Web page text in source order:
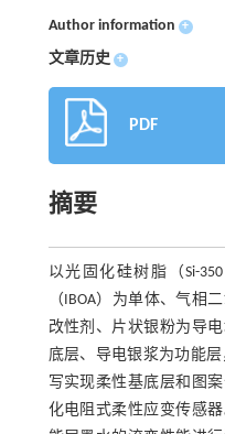
Author information +
文章历史 +
PDF
摘要
以光固化硅树脂（Si-
（IBOA）为单体、气相
改性剂、片状银粉为导
底层、导电银浆为功能
写实现柔性基底层和图
化电阻式柔性应变传感